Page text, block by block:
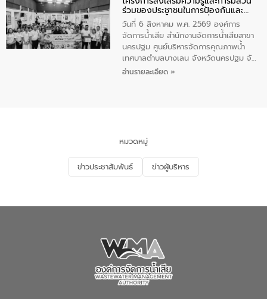
เทศบาลตำบลราไวย์ ศูนย์บริหารจัดการ
คุณภาพน้ำเทศบาลตำบลราไวย์ นำโดยนาย
น้อย แก้วเศษ ผู้จัดการสำนักงานจัดการน้ำ
เสียสาขาภูเก็ต พร้อมด้วยเจ้าหน้าที่ จำนวน
5 คน ร่วมทำกิจกรรม ทำความสะอาด
ชายหาดและแหล่งท่องเที่ยว ณ บริเวณ
ร่วมของประชาชนในการป้องกันและ
แก้ไขปัญหาน้ำเสียอย่างยั่งยืน
วันที่ 6 สิงหาคม พ.ศ. 2569 องค์การ
จัดการน้ำเสีย สำนักงานจัดการน้ำเสียสาขา
นครปฐม ศูนย์บริหารจัดการคุณภาพน้ำ
เทศบาลตำบลบางเลน จังหวัดนครปฐม จัด
กิจกรรมภายใต้โครงการส่งเสริมความรู้และ
จัดการน้ำเสียและสร้างจิตสำนึกในการ
อนุรักษ์สิ่งแวดล้อม ในหัวข้อ “น้ำเสียชุมชน
และการบำบัดน้ำเสียเบื้องต้น” โดยให้ความรู้
เกี่ยวกับสาเหตุและผลกระทบของน้ำเสีย
ณ เทศบาลตำบลบางเลน จังหวัดนครปฐม
อ่านรายละเอียด »
หมวดหมู่
ข่าวประชาสัมพันธ์ ข่าวผู้บริหาร